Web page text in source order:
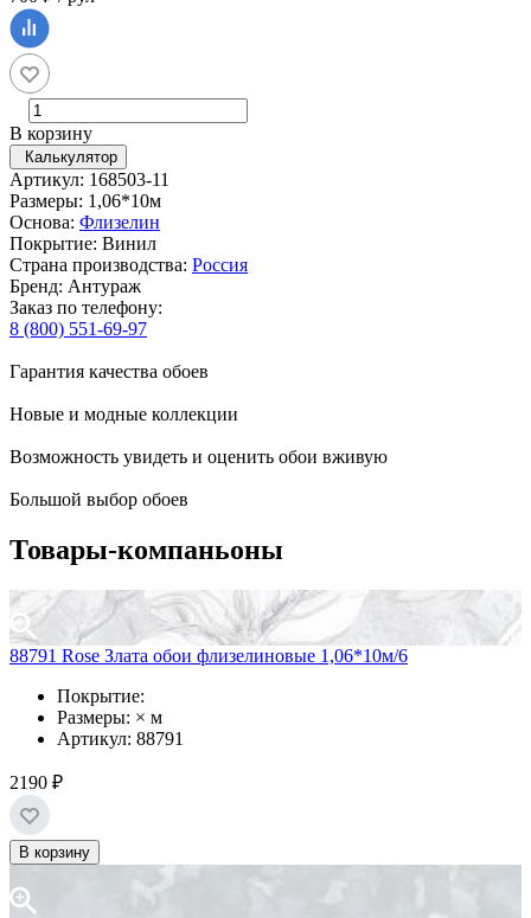
В корзину
Калькулятор
Артикул: 168503-11
Размеры: 1,06*10м
Основа: Флизелин
Покрытие: Винил
Страна производства: Россия
Бренд: Антураж
Заказ по телефону:
8 (800) 551-69-97
Гарантия качества обоев
Новые и модные коллекции
Возможность увидеть и оценить обои вживую
Большой выбор обоев
Товары-компаньоны
88791 Rose Злата обои флизелиновые 1,06*10м/6
Покрытие:
Размеры: × м
Артикул: 88791
2190 ₽
В корзину